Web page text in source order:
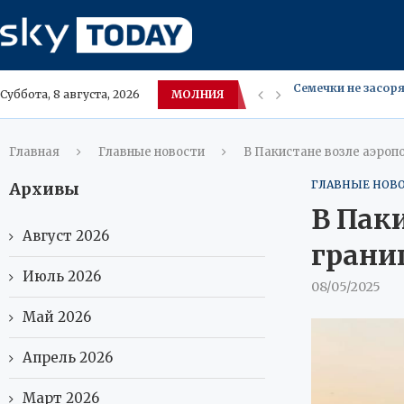
Суббота, 8 августа, 2026 МОЛНИЯ Лагутенко в туре
Пропал в Паттайе
30‑летний
Овечкин не
США
Московский
Лучшие места
Осенние
Главная Главные новости В Пакистане возле
ГЛАВНЫЕ
В
08/05/2025
Архивы
Август 2026
Июль 2026
Май 2026
Апрель 2026
Март 2026